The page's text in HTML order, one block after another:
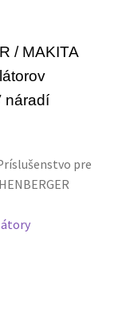
/ MAKITA
náradí
pre